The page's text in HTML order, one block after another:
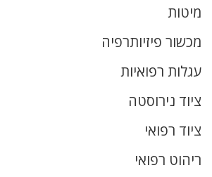
מיטות
מכשור פיזיותרפיה
עגלות רפואיות
ציוד נירוסטה
ציוד רפואי
ריהוט רפואי